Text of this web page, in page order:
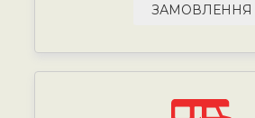
ЗАМОВЛЕННЯ